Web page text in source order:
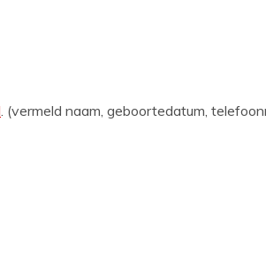
. (vermeld naam, geboortedatum,